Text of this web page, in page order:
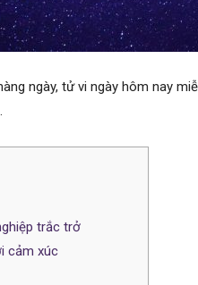
ngày, tử vi ngày hôm nay
trắc trở
cảm xúc